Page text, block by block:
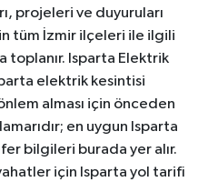
projeleri ve duyuruları
tüm İzmir ilçeleri ile ilgili
toplanır. Isparta Elektrik
elektrik kesintisi
alması için önceden
en uygun Isparta
bilgileri burada yer alır.
için Isparta yol tarifi